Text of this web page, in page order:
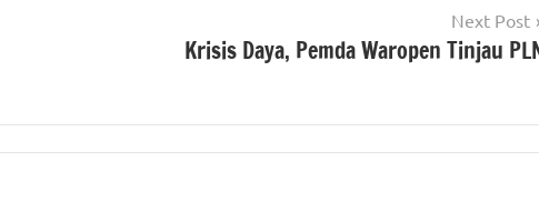
Next Post
Krisis Daya, Pemda Waropen Tinjau